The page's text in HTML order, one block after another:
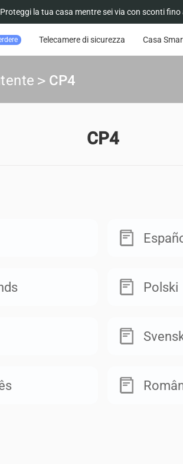
Proteggi la tua casa mentre sei via con sconti fino
Telecamere di sicurezza Casa
> CP4
CP4
Polski